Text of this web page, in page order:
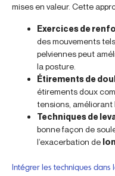
mises en valeur. Cette
Exercices de
des mouvements
pelviennes peut
la posture.
Étirements de
étirements doux
tensions, améliorant
Techniques de
bonne façon de
l’exacerbation de
Intégrer les techniques